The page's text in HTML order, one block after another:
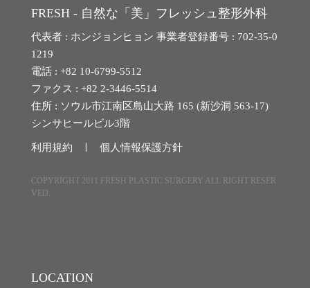
リアルモデル応募
イベント
イベント
FRESH - 自然な「美」フレッシュ整形外科
代表者 : ホンジョンヒョン 事業者登録番号 : 702-35-0
1219
電話 : +82 10-6799-5512
ファクス : +82 2-3446-5514
住所 : ソウル市江南区島山大路 165 (新沙洞 563-17)
シンサヒールビル3階
利用規約 ㅣ 個人情報保護方針
COPYRIGHT 2011 FRESH PLASTIC SURGERY ALL RIGHT RESER
VED.
LOCATION